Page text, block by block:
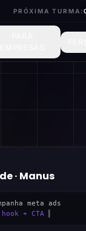
PRÓXIMA TURMA:
· Manus
meta ads
+ CTA